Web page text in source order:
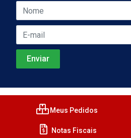
Meus Pedidos
Notas Fiscais